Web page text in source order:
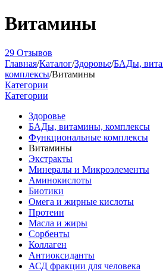
Витамины
29 Отзывов
Главная/Каталог/Здоровье/БАДы,
комплексы/Витамины
Категории
Категории
Здоровье
БАДы, витамины, комплексы
Функциональные комплексы
Витамины
Экстракты
Минералы и Микроэлементы
Аминокислоты
Биотики
Омега и жирные кислоты
Протеин
Масла и жиры
Сорбенты
Коллаген
Антиоксиданты
АСД фракции для человека